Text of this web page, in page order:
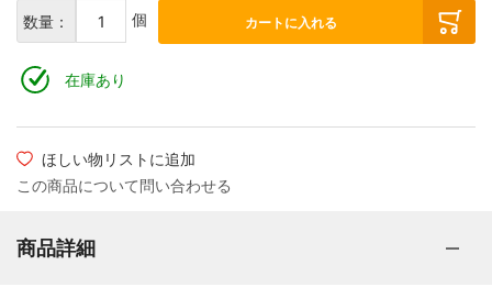
数量： 個 カートに入れる
在庫あり
ほしい物リストに追加
この商品について問い合わせる
商品詳細